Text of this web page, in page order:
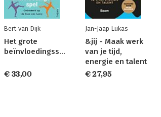
Bert van Dijk
Het grote
beïnvloedingsspel
€ 33,00
Jan-Jaap Lukas
&jij - Maak werk
van je tijd,
energie en talent
€ 27,95